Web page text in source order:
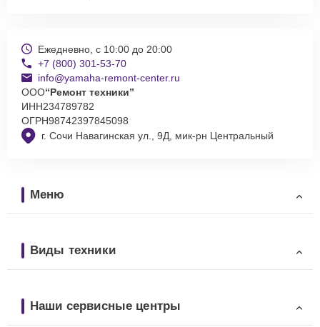
г. Сочи Навагинская ул., 9Д, мик-рн Центральный
Ежедневно, с 10:00 до 20:00
+7 (800) 301-53-70
info@yamaha-remont-center.ru
ООО“Ремонт техники”
ИНН234789782
ОГРН98742397845098
Меню
Виды техники
Наши сервисные центры